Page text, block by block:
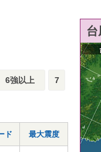
6強以上 7
ド 最大震度